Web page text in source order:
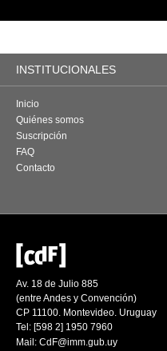
INSTITUCIONALES
Inicio
Quiénes somos
Suscripción
FAQ
Contacto
Av. 18 de Julio 885
(entre Andes y Convención)
CP 11100. Montevideo. Uruguay
Tel: [598 2] 1950 7960
Mail: CdF@imm.gub.uy